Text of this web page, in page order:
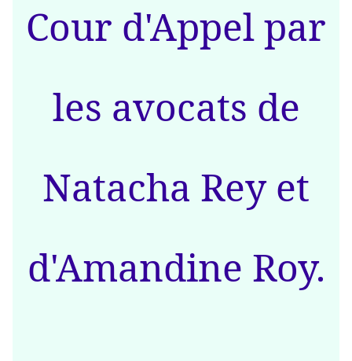
Cour d'Appel par
les avocats de
Natacha Rey et
d'Amandine Roy.